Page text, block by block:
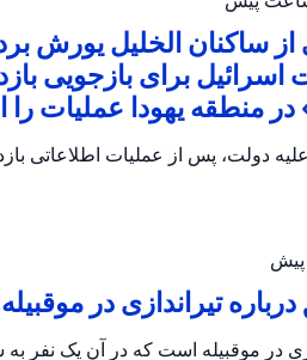
از ساکنان الخلیل یورش
اسرائیل برای بازجویی
منطقه یهودا عملیات را
دولت، پس از عملیات اطلاعاتی
تیراندازی در
در موقبیله است که در آن یک نفر